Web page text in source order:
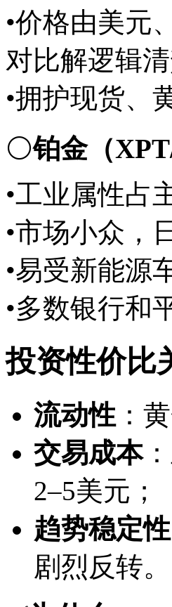
•价格由美元
对比解逻辑清
•拥护现货、
⚪铂金（
•工业属性占
•市场小众，
•易受新能源
•多数银行和
投资性价比
流动性 ：
交易成本
2–5美元；
趋势稳定性
剧烈反转。